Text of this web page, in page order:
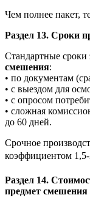
Чем полнее пакет,
Раздел 13. Сроки
Стандартные сроки
смешения:
• по документам
• с выездом для
• с опросом
• сложная
до 60 дней.
Срочное
коэффициентом 1,5-
Раздел 14.
предмет смешения